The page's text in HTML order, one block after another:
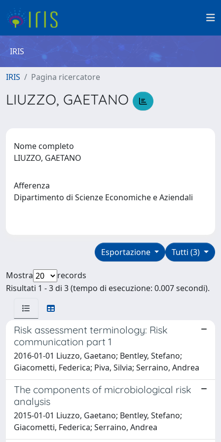
IRIS
IRIS Pagina ricercatore
LIUZZO, GAETANO
Nome completo
LIUZZO, GAETANO
Afferenza
Dipartimento di Scienze Economiche e Aziendali
Tutti (3)
Esportazione
Mostra
records
Risultati 1 - 3 di 3 (tempo di esecuzione: 0.007 secondi).
Risk assessment terminology: Risk
communication part 1
2016-01-01 Liuzzo, Gaetano; Bentley, Stefano;
Giacometti, Federica; Piva, Silvia; Serraino, Andrea
The components of microbiological risk
analysis
2015-01-01 Liuzzo, Gaetano; Bentley, Stefano;
Giacometti, Federica; Serraino, Andrea